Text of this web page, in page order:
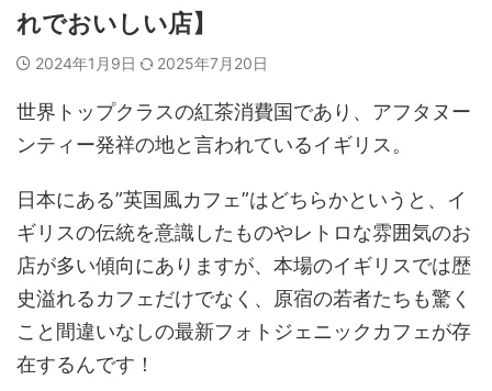
れでおいしい店】
2024年1月9日 2025年7月20日
世界トップクラスの紅茶消費国であり、 アフタヌー
ンティー発祥の地と言われているイギリス。
日本にある”英国風カフェ”はどちらかというと、イ
ギリスの伝統を意識したものやレトロな雰囲気のお
店が多い傾向にありますが、本場のイギリスでは歴
史溢れるカフェだけでなく、原宿の若者たちも驚く
こと間違いなしの最新フォトジェニックカフェが存
在するんです！